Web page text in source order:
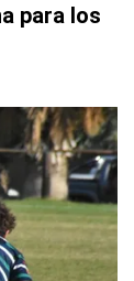
para los